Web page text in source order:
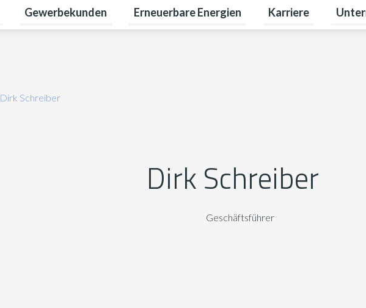
Untermenü für Privatkunden umschalten
Gewerbekunden
Untermenü für Gewerbekunden umschalten
Erneuerbare Energien
Untermenü für
Karriere
Dirk Schreiber
Dirk Schreiber
Geschäftsführer